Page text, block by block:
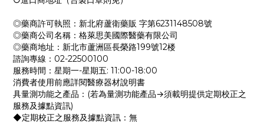
◎藥商許可執照：新北府蘆衛藥販 字第6231148508號
◎藥商公司名稱：格萊思美國際醫藥有限公司
◎藥商地址：新北市蘆洲區長榮路199號12楼
諮詢專線：02-22500100
服務時間：星期一-星期五: 11:00-18:00
消費者使用前應詳閱醫療器材說明書
具量測功能之產品：(若為量測功能產品→須載明提供定期校正之
服務及據點資訊)
◆定期校正之服務及據點資訊：無